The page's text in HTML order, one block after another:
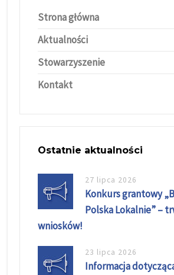
Strona główna
Aktualności
Stowarzyszenie
Kontakt
Ostatnie aktualności
27 lipca 2026
Konkurs grantowy
Polska Lokalnie” –
wniosków!
23 lipca 2026
Informacja